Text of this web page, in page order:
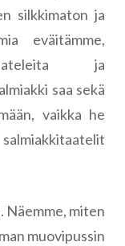
silkkimaton ja
eväitämme,
ja
saa sekä
vaikka he
Näemme, miten
muovipussin